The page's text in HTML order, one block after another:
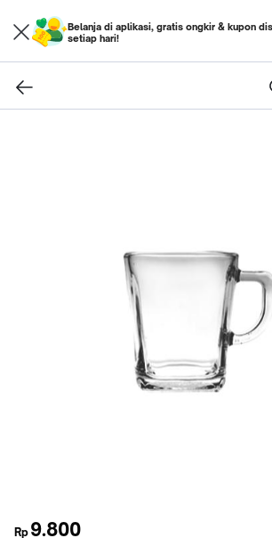
Belanja di aplikasi, gratis ongkir & kupon
setiap hari!
Rp 9.800